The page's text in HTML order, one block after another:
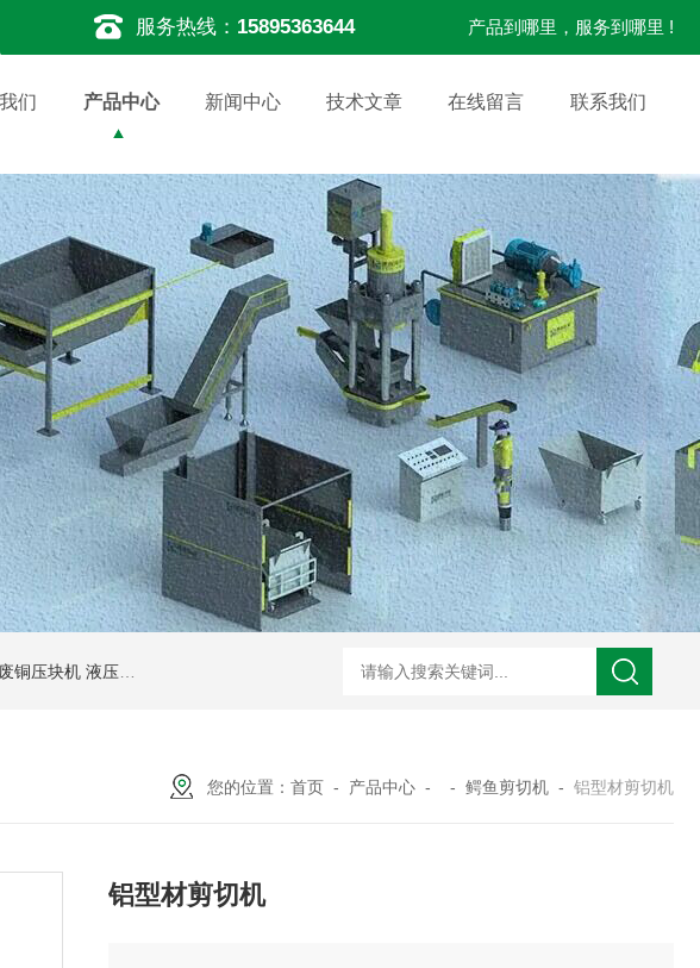
服务热线： 15895363644 产品到哪里，服务到哪里 !
们 产品中心 新闻中心 技术文章 在线留言 联系我们
铜压块机 液压机 DS冲压件打包机 液压机 DS铁刨花压块机 液压机
您的位置： 首页 - 产品中心 - - 鳄鱼剪切机 - 铝型材剪切机
铝型材剪切机